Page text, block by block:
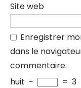
Site web
Enregistrer
dans le
commentaire.
huit − = 3